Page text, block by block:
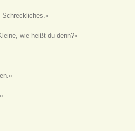
Schreckliches.«
wie heißt du denn?«